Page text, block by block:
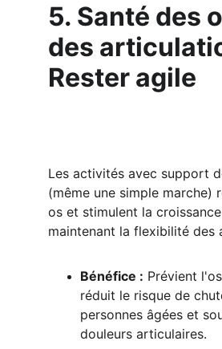
5. Santé des
des
Rester agile
Les activités avec support
(même une simple marche)
os et stimulent la
maintenant la flexibilité des
Bénéfice : Prévient
réduit le risque de
personnes âgées et
douleurs articulaires.